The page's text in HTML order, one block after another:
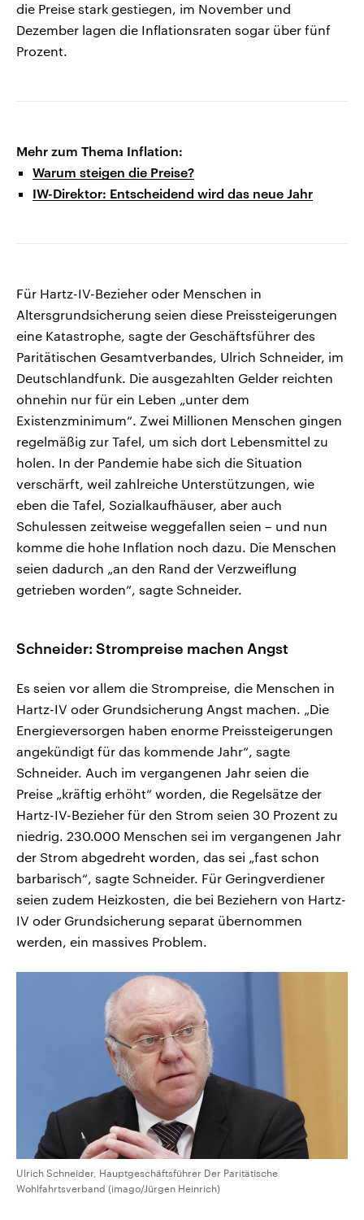
die Preise stark gestiegen, im November und
Dezember lagen die Inflationsraten sogar über fünf
Prozent.
Mehr zum Thema Inflation:
Warum steigen die Preise?
IW-Direktor: Entscheidend wird das neue Jahr
Für Hartz-IV-Bezieher oder Menschen in
Altersgrundsicherung seien diese Preissteigerungen
eine Katastrophe, sagte der Geschäftsführer des
Paritätischen Gesamtverbandes, Ulrich Schneider, im
Deutschlandfunk. Die ausgezahlten Gelder reichten
ohnehin nur für ein Leben „unter dem
Existenzminimum“. Zwei Millionen Menschen gingen
regelmäßig zur Tafel, um sich dort Lebensmittel zu
holen. In der Pandemie habe sich die Situation
verschärft, weil zahlreiche Unterstützungen, wie
eben die Tafel, Sozialkaufhäuser, aber auch
Schulessen zeitweise weggefallen seien – und nun
komme die hohe Inflation noch dazu. Die Menschen
seien dadurch „an den Rand der Verzweiflung
getrieben worden“, sagte Schneider.
Schneider: Strompreise machen Angst
Es seien vor allem die Strompreise, die Menschen in
Hartz-IV oder Grundsicherung Angst machen. „Die
Energieversorgen haben enorme Preissteigerungen
angekündigt für das kommende Jahr“, sagte
Schneider. Auch im vergangenen Jahr seien die
Preise „kräftig erhöht“ worden, die Regelsätze der
Hartz-IV-Bezieher für den Strom seien 30 Prozent zu
niedrig. 230.000 Menschen sei im vergangenen Jahr
der Strom abgedreht worden, das sei „fast schon
barbarisch“, sagte Schneider. Für Geringverdiener
seien zudem Heizkosten, die bei Beziehern von Hartz-
IV oder Grundsicherung separat übernommen
werden, ein massives Problem.
Ulrich Schneider, Hauptgeschäftsführer Der Paritätische
Wohlfahrtsverband (imago/Jürgen Heinrich)